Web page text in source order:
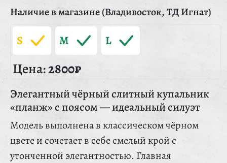
Наличие в магазине (Владивосток, ТД Игнат)
S M L
Цена:2800₽
Элегантный чёрный слитный купальник
«планж» с поясом — идеальный силуэт
Модель выполнена в классическом чёрном
цвете и сочетает в себе смелый крой с
утонченной элегантностью. Главная